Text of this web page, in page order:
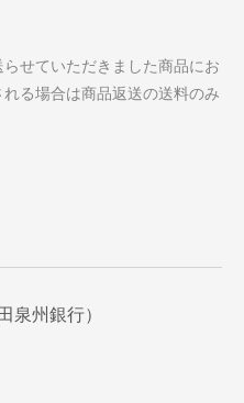
せていただきました商品にお
る場合は商品返送の送料のみ
泉州銀行）